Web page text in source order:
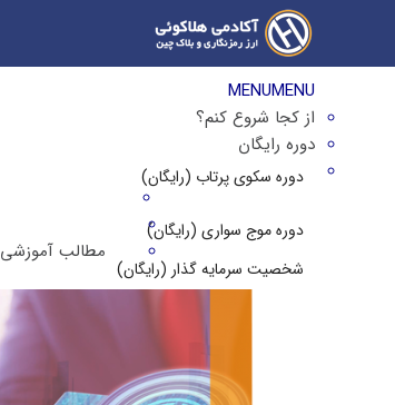
MENUMENU
از کجا شروع کنم؟
دوره رایگان
دوره سکوی پرتاب (رایگان)
دوره موج سواری (رایگان)
شخصیت سرمایه گذار (رایگان)
مطالب آموزشی